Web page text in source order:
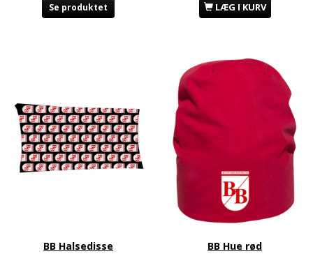
Se produktet
LÆG I KURV
BB Halsedisse BB Hue rød